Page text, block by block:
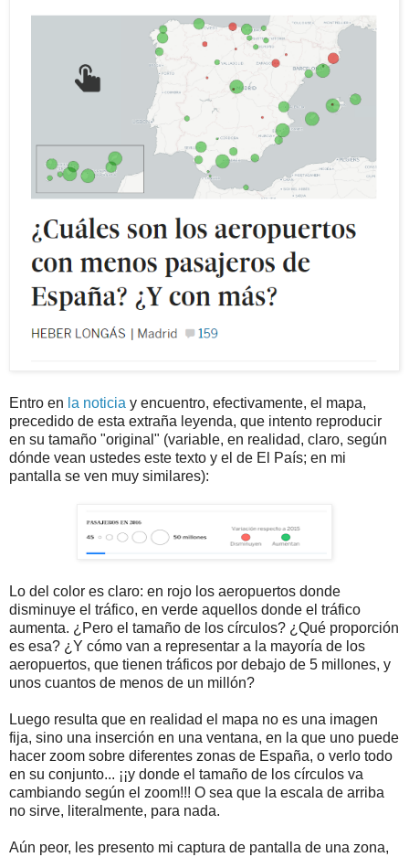
Entro en la noticia y encuentro, efectivamente, el mapa,
precedido de esta extraña leyenda, que intento reproducir
en su tamaño "original" (variable, en realidad, claro, según
dónde vean ustedes este texto y el de El País; en mi
pantalla se ven muy similares):
Lo del color es claro: en rojo los aeropuertos donde
disminuye el tráfico, en verde aquellos donde el tráfico
aumenta. ¿Pero el tamaño de los círculos? ¿Qué proporción
es esa? ¿Y cómo van a representar a la mayoría de los
aeropuertos, que tienen tráficos por debajo de 5 millones, y
unos cuantos de menos de un millón?
Luego resulta que en realidad el mapa no es una imagen
fija, sino una inserción en una ventana, en la que uno puede
hacer zoom sobre diferentes zonas de España, o verlo todo
en su conjunto... ¡¡y donde el tamaño de los círculos va
cambiando según el zoom!!! O sea que la escala de arriba
no sirve, literalmente, para nada.
Aún peor, les presento mi captura de pantalla de una zona,